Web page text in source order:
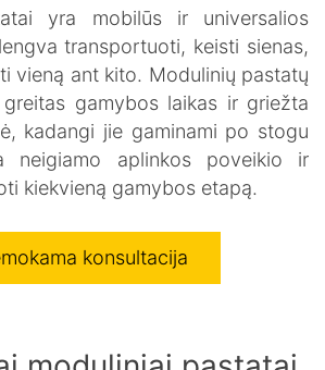
PREKYBA
yra mobilūs ir universalios
transportuoti, keisti sienas,
vieną ant kito. Modulinių pastatų
gamybos laikas ir griežta
kadangi jie gaminami po stogu
neigiamo aplinkos poveikio ir
kiekvieną gamybos etapą.
konsultacija